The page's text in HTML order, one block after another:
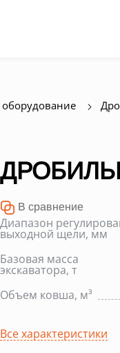
В сравнение
Диапазон
выходной щели, мм
Базовая масса
экскаватора, т
Объем ковша, м³
Все характеристики